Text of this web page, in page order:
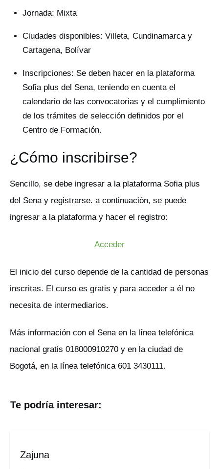
Jornada: Mixta
Ciudades disponibles: Villeta, Cundinamarca y
Cartagena, Bolívar
Inscripciones: Se deben hacer en la plataforma
Sofia plus del Sena, teniendo en cuenta el
calendario de las convocatorias y el cumplimiento
de los trámites de selección definidos por el
Centro de Formación.
¿Cómo inscribirse?
Sencillo, se debe ingresar a la plataforma Sofia plus
del Sena y registrarse. a continuación, se puede
ingresar a la plataforma y hacer el registro:
Acceder
El inicio del curso depende de la cantidad de personas
inscritas. El curso es gratis y para acceder a él no
necesita de intermediarios.
Más información con el Sena en la línea telefónica
nacional gratis 018000910270 y en la ciudad de
Bogotá, en la línea telefónica 601 3430111.
Te podría interesar:
Zajuna